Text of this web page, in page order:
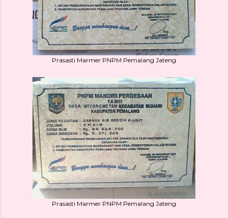
Prasasti Marmer PNPM Pemalang Jateng
Prasasti Marmer PNPM Pemalang Jateng